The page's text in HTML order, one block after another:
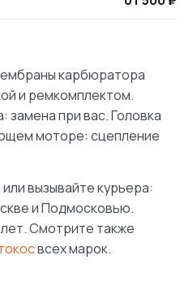
карбюратора
и ремкомплектом.
замена при вас. Головка
моторе: сцепление
вызывайте курьера:
и Подмосковью.
Смотрите также
всех марок.